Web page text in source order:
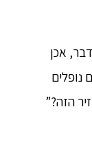
אכן
נופלים